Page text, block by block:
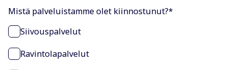
Mistä palveluistamme olet kiinnostunut?*
Siivouspalvelut
Ravintolapalvelut